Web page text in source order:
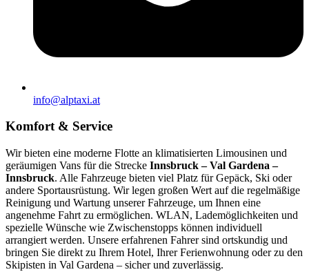
info@alptaxi.at
Komfort & Service
Wir bieten eine moderne Flotte an klimatisierten Limousinen und
geräumigen Vans für die Strecke Innsbruck – Val Gardena –
Innsbruck. Alle Fahrzeuge bieten viel Platz für Gepäck, Ski oder
andere Sportausrüstung. Wir legen großen Wert auf die regelmäßige
Reinigung und Wartung unserer Fahrzeuge, um Ihnen eine
angenehme Fahrt zu ermöglichen. WLAN, Lademöglichkeiten und
spezielle Wünsche wie Zwischenstopps können individuell
arrangiert werden. Unsere erfahrenen Fahrer sind ortskundig und
bringen Sie direkt zu Ihrem Hotel, Ihrer Ferienwohnung oder zu den
Skipisten in Val Gardena – sicher und zuverlässig.